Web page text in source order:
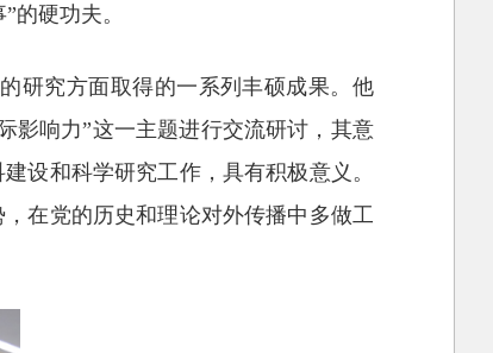
的硬功夫。
研究方面取得的一系列丰硕成果。他
影响力”这一主题进行交流研讨，其意
设和科学研究工作，具有积极意义。
在党的历史和理论对外传播中多做工